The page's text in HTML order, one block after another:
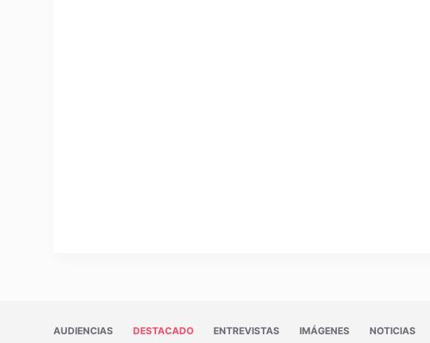
AUDIENCIAS DESTACADO ENTREVISTAS IMÁGENES NOTICIAS